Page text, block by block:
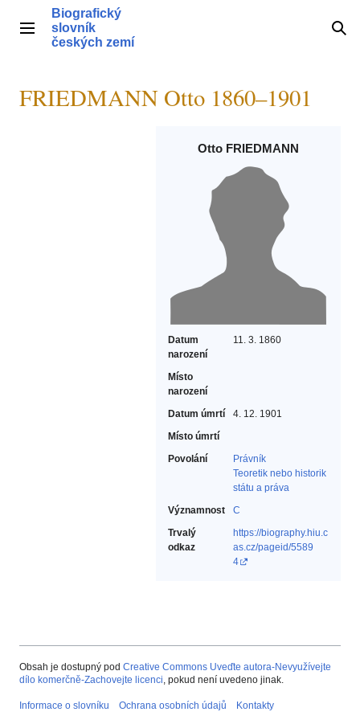
obsahHlavní menu
Biografický
slovník
českých zemí
FRIEDMANN Otto 1860–1901
Otto FRIEDMANN
Datum
narození
11. 3. 1860
Místo
narození
Datum úmrtí
4. 12. 1901
Místo úmrtí
Povolání
Právník‎
Teoretik nebo historik
státu a práva‎
Významnost
C
Trvalý
odkaz
https://biography.hiu.c
as.cz/pageid/5589
4
Obsah je dostupný pod Creative Commons Uveďte autora-Nevyužívejte
dílo komerčně-Zachovejte licenci, pokud není uvedeno jinak.
Informace o slovníku Ochrana osobních údajů Kontakty